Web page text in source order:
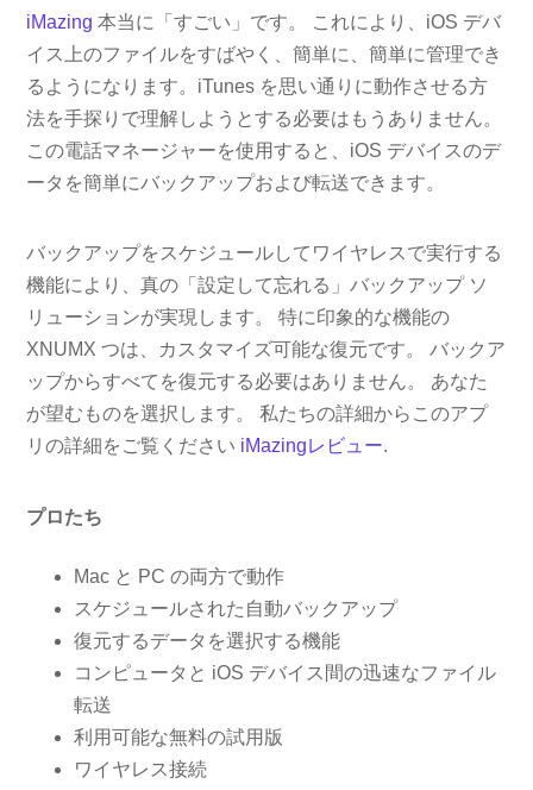
iMazing 本当に「すごい」です。 これにより、iOS デバ
イス上のファイルをすばやく、簡単に、簡単に管理でき
るようになります。iTunes を思い通りに動作させる方
法を手探りで理解しようとする必要はもうありません。
この電話マネージャーを使用すると、iOS デバイスのデ
ータを簡単にバックアップおよび転送できます。
バックアップをスケジュールしてワイヤレスで実行する
機能により、真の「設定して忘れる」バックアップ ソ
リューションが実現します。 特に印象的な機能の
XNUMX つは、カスタマイズ可能な復元です。 バックア
ップからすべてを復元する必要はありません。 あなた
が望むものを選択します。 私たちの詳細からこのアプ
リの詳細をご覧ください iMazingレビュー.
プロたち
Mac と PC の両方で動作
スケジュールされた自動バックアップ
復元するデータを選択する機能
コンピュータと iOS デバイス間の迅速なファイル
転送
利用可能な無料の試用版
ワイヤレス接続